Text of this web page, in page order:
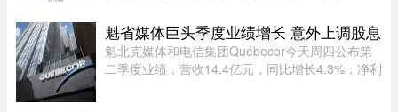
处理周期的困扰，主要原因是该计划“项目目标不
明确，资格标准过于宽泛”。SEPP 是 ...
魁省媒体巨头季度业绩增长 意外上调股息
魁北克媒体和电信集团Québecor今天周四公布第
二季度业绩，营收14.4亿元，同比增长4.3%；净利